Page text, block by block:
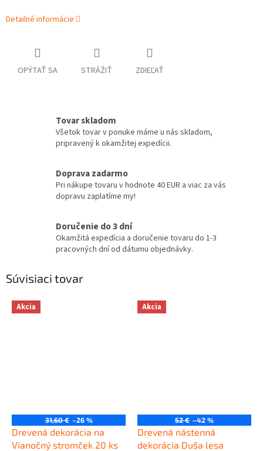
Detailné informácie
OPÝTAŤ SA STRÁŽIŤ ZDIEĽAŤ
Tovar skladom
Všetok tovar v ponuke máme u nás skladom,
pripravený k okamžitej expedícii.
Doprava zadarmo
Pri nákupe tovaru v hodnote 40 EUR a viac za vás
dopravu zaplatíme my!
Doručenie do 3 dní
Okamžitá expedícia a doručenie tovaru do 1-3
pracovných dní od dátumu objednávky.
Súvisiaci tovar
Akcia
31,60 € –26 %
Drevená dekorácia na
Vianočný stromček 20 ks
Akcia
52 € –42 %
Drevená nástenná
dekorácia Duša lesa